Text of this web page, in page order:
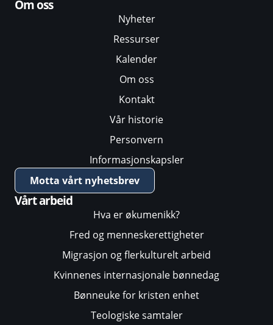
Om oss
Nyheter
Ressurser
Kalender
Om oss
Kontakt
Vår historie
Personvern
Informasjonskapsler
Motta vårt nyhetsbrev
Vårt arbeid
Hva er økumenikk?
Fred og menneskerettigheter
Migrasjon og flerkulturelt arbeid
Kvinnenes internasjonale bønnedag
Bønneuke for kristen enhet
Teologiske samtaler